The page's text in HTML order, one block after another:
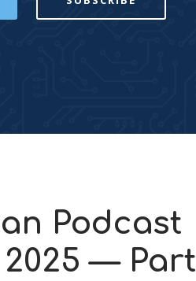
Podcast
— Part